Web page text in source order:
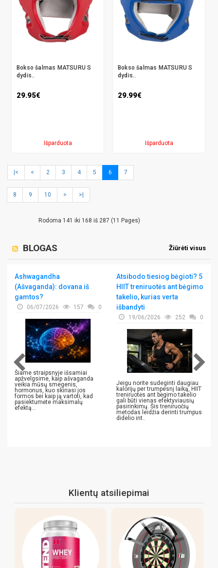
Bokso šalmas MATSURU S
dydis..
29.95€
Išparduota
Bokso šalmas MATSURU S
dydis..
29.99€
Išparduota
|< < 2 3 4 5 6 7
8 9 10 > >|
Rodoma 141 iki 168 iš 287 (11 Pages)
Žiūrėti visus
BLOGAS
Ashwagandha
(Ašvaganda): dovana iš
gamtos?
06/07/2026 157 0
Šiame straipsnyje išsamiai
apžvelgsime, kaip ašvaganda
veikia mūsų smegenis,
hormonus, kuo skiriasi jos
formos bei kaip ją vartoti, kad
pasiektumėte maksimalų
efektą...
Atsibodo tiesiog bėgioti? 5
HIIT treniruotės ant bėgimo
takelio, kurias verta
išbandyti
19/06/2026 252 0
Jeigu norite sudeginti daugiau
kalorijų per trumpesnį laiką, HIIT
treniruotės ant bėgimo takelio
gali būti vienas efektyviausių
pasirinkimų. Šis treniruočių
metodas leidžia derinti trumpus
didelio int..
Klientų atsiliepimai